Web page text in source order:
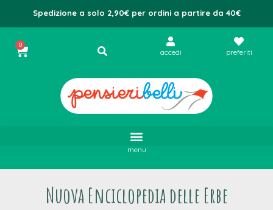
Spedizione a solo 2,90€ per ordini a partire da 40€
0
accedi preferiti
menu
Nuova Enciclopedia delle Erbe